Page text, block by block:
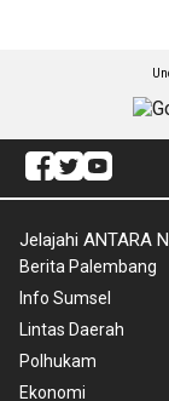
Jelajahi ANTARA
Berita Palembang
Info Sumsel
Lintas Daerah
Polhukam
Ekonomi